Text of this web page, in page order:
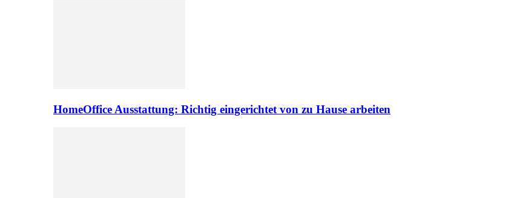
HomeOffice Ausstattung: Richtig eingerichtet von zu Hause arbeiten